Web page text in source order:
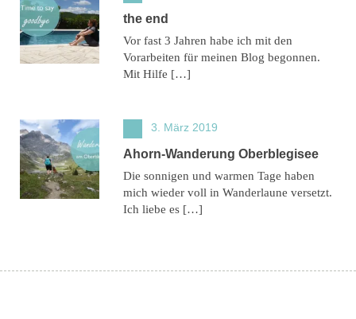
the end
Vor fast 3 Jahren habe ich mit den
Vorarbeiten für meinen Blog begonnen.
Mit Hilfe […]
3. März 2019
Ahorn-Wanderung Oberblegisee
Die sonnigen und warmen Tage haben
mich wieder voll in Wanderlaune versetzt.
Ich liebe es […]